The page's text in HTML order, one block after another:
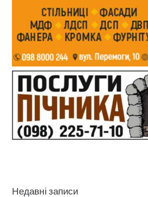
Недавні записи